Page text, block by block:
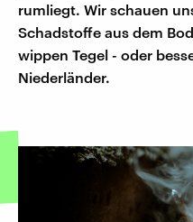
rumliegt. Wir schauen
Schadstoffe aus dem
wippen Tegel - oder
Niederländer.